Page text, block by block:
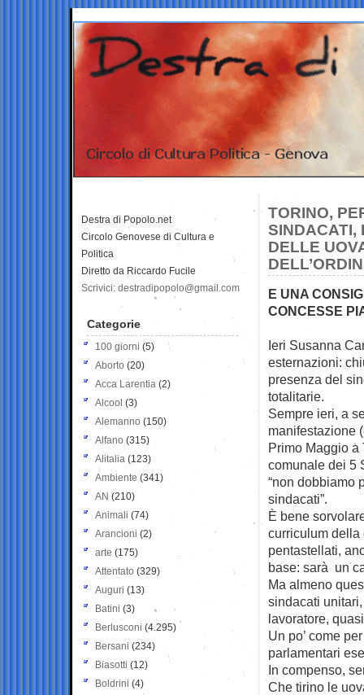
TORINO,
SINDACATI,
DELLE
E UNA
CONCESSE
Ieri Susanna
esternazioni:
presenza del
totalitarie.
Sempre ieri, a
manifestazione
Primo Maggio a
comunale dei 5
“non dobbiamo
sindacati”.
È bene
curriculum della
pentastellati,
base: sarà un
Ma almeno
sindacati
lavoratore,
Un po’ come
parlamentari
In compenso,
Che tirino le
Destra di Popolo.net
Circolo Genovese di Cultura e
Politica
Diretto da Riccardo Fucile
Scrivici: destradipopolo@gmail.com
Categorie
100 giorni (5)
Aborto (20)
Acca Larentia (2)
Alcool (3)
Alemanno (150)
Alfano (315)
Alitalia (123)
Ambiente (341)
AN (210)
Animali (74)
Arancioni (2)
arte (175)
Attentato (329)
Auguri (13)
Batini (3)
Berlusconi (4.295)
Bersani (234)
Biasotti (12)
Boldrini (4)